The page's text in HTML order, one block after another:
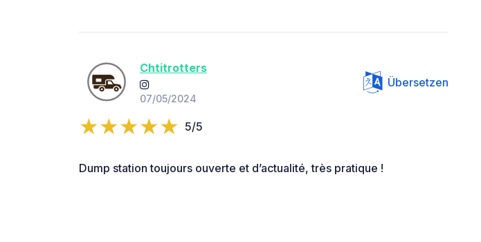
Chtitrotters
07/05/2024
Übersetzen
5/5
Dump station toujours ouverte et d’actualité, très pratique !